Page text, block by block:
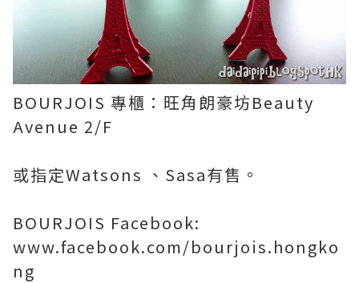
BOURJOIS 專櫃：旺角朗豪坊Beauty
Avenue 2/F
或指定Watsons 、Sasa有售。
BOURJOIS Facebook:
www.facebook.com/bourjois.hongko
ng